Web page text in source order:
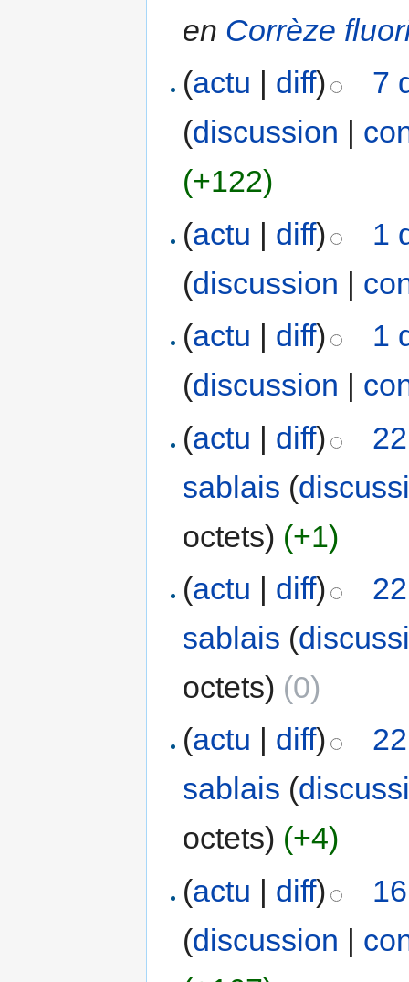
en Corrèze
(actu diff)
7
(discussion
(+122)
(actu | diff)
1
(discussion |
(actu | diff)
1
(discussion |
(actu | diff)
sablais (
octets) (+1)
(actu | diff)
sablais (
octets) (0)
(actu diff)
sablais (
octets) (+4)
(actu | diff)
(discussion |